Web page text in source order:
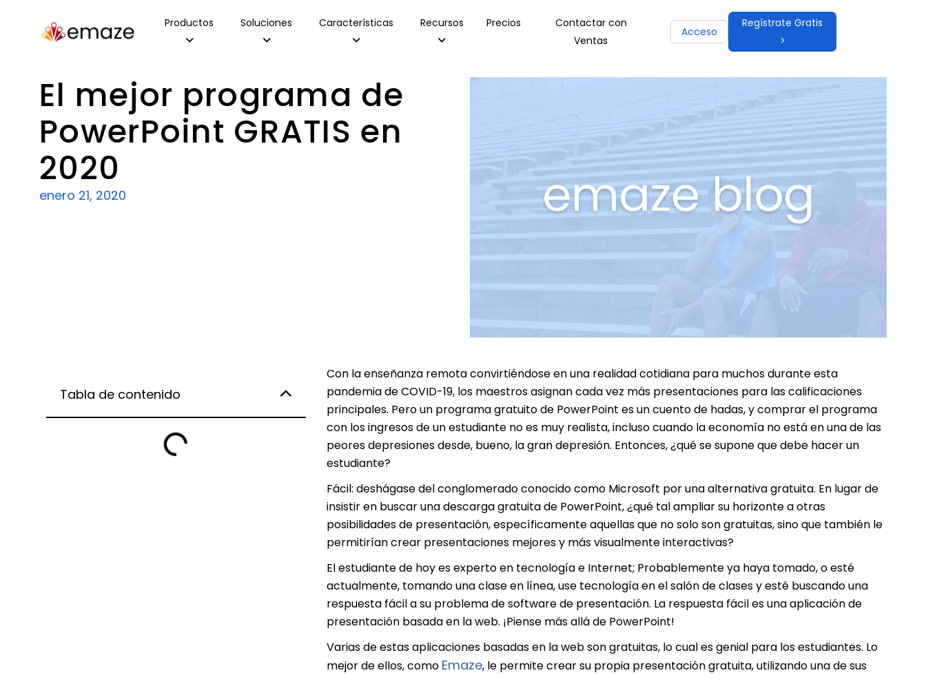
Productos Soluciones Características Recursos Precios
Contactar con
Ventas
Acceso
Regístrate Gratis
>
El mejor programa de
PowerPoint GRATIS en
2020
enero 21, 2020
Tabla de contenido
Con la enseñanza remota convirtiéndose en una realidad cotidiana para muchos durante esta
pandemia de COVID-19, los maestros asignan cada vez más presentaciones para las calificaciones
principales. Pero un programa gratuito de PowerPoint es un cuento de hadas, y comprar el programa
con los ingresos de un estudiante no es muy realista, incluso cuando la economía no está en una de las
peores depresiones desde, bueno, la gran depresión. Entonces, ¿qué se supone que debe hacer un
estudiante?
Fácil: deshágase del conglomerado conocido como Microsoft por una alternativa gratuita. En lugar de
insistir en buscar una descarga gratuita de PowerPoint, ¿qué tal ampliar su horizonte a otras
posibilidades de presentación, específicamente aquellas que no solo son gratuitas, sino que también le
permitirían crear presentaciones mejores y más visualmente interactivas?
El estudiante de hoy es experto en tecnología e Internet; Probablemente ya haya tomado, o esté
actualmente, tomando una clase en línea, use tecnología en el salón de clases y esté buscando una
respuesta fácil a su problema de software de presentación. La respuesta fácil es una aplicación de
presentación basada en la web. ¡Piense más allá de PowerPoint!
Varias de estas aplicaciones basadas en la web son gratuitas, lo cual es genial para los estudiantes. Lo
mejor de ellos, como Emaze, le permite crear su propia presentación gratuita, utilizando una de sus